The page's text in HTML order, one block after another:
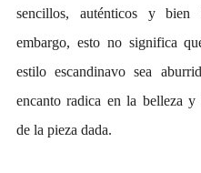
sencillos, auténticos y bien
embargo, esto no significa
estilo escandinavo sea
encanto radica en la belleza y
de la pieza dada.